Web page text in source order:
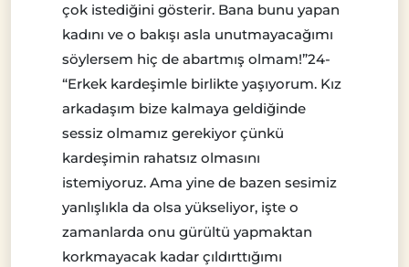
çok istediğini gösterir. Bana bunu yapan
kadını ve o bakışı asla unutmayacağımı
söylersem hiç de abartmış olmam!”24-
“Erkek kardeşimle birlikte yaşıyorum. Kız
arkadaşım bize kalmaya geldiğinde
sessiz olmamız gerekiyor çünkü
kardeşimin rahatsız olmasını
istemiyoruz. Ama yine de bazen sesimiz
yanlışlıkla da olsa yükseliyor, işte o
zamanlarda onu gürültü yapmaktan
korkmayacak kadar çıldırttığımı